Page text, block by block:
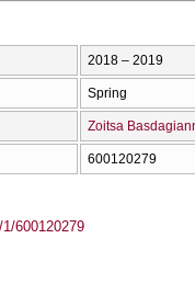
2018 – 2019
Spring
Zoitsa
600120279
600120279